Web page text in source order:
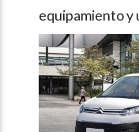
equipamiento y